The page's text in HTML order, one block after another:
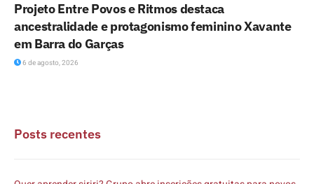
Projeto Entre Povos e Ritmos destaca
ancestralidade e protagonismo feminino Xavante
em Barra do Garças
6 de agosto, 2026
Posts recentes